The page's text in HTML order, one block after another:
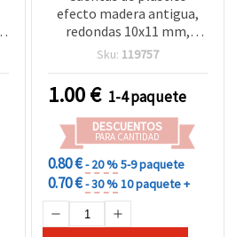
efecto madera antigua,
redondas 10x11 mm,
agujero grande 5 mm,
uds) – estilo vintage para
bisutería, pulseras,
collares y decoración
Sku: 119757
1.00€ 1-4 paquete
DESCUENTOS
PARA CANTIDAD
0.80 €- 20 %5-9 paquete
0.70 €- 30 %10 paquete +